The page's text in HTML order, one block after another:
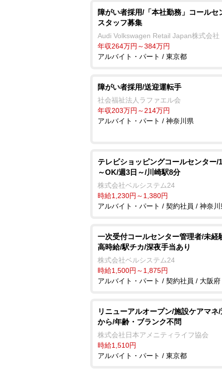
障がい者採用/「本社勤務」コールセ
スタッフ募集
Audi Volkswagen Retail Japan株式会社
年収264万円～384万円
アルバイト・パート / 東京都
障がい者採用/送迎運転手
社会福祉法人ラファエル会
年収203万円～214万円
アルバイト・パート / 神奈川県
テレビショッピングコールセンター/
～OK/週3日～/川崎駅8分
株式会社ベルシステム24
時給1,230円～1,380円
アルバイト・パート / 契約社員 / 神奈川
一次受付コールセンター管理者/未経
高時給/駅チカ/深夜手当あり
株式会社ベルシステム24
時給1,500円～1,875円
アルバイト・パート / 契約社員 / 大阪府
リニューアルオープン/施設ケアマネ
から/年齢・ブランク不問
株式会社日本アメニティライフ協会
時給1,510円
アルバイト・パート / 東京都